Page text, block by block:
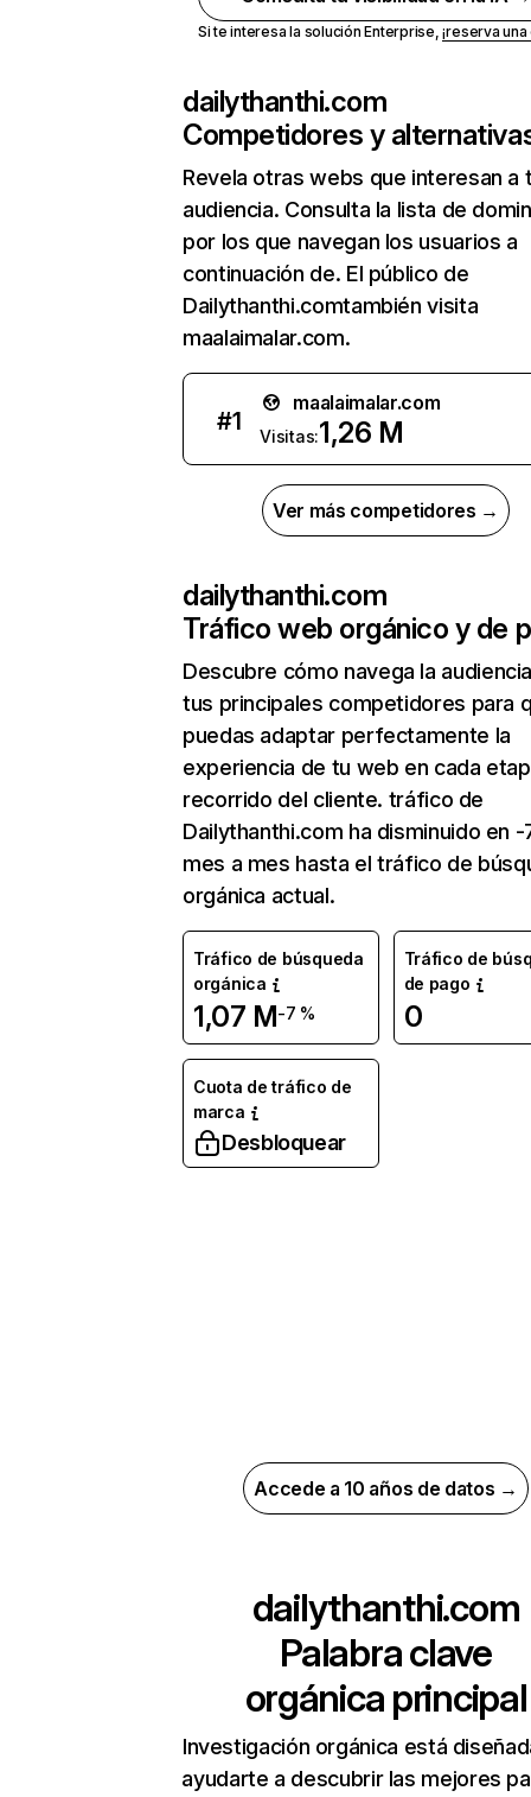
Si te interesa la solución Enterprise,¡reserva
dailythanthi.com
Competidores y
Revela otras webs que interesan a
audiencia. Consulta la lista de
por los que navegan los usuarios a
continuación de. El público de
Dailythanthi.comtambién visita
maalaimalar.com.
#1
maalaimalar.com
Visitas:1,26 M
Ver más competidores →
dailythanthi.com
Tráfico web orgánico y de
Descubre cómo navega la
tus principales competidores para
puedas adaptar perfectamente la
experiencia de tu web en cada
recorrido del cliente. tráfico de
Dailythanthi.com ha disminuido en -
mes a mes hasta el tráfico de
orgánica actual.
Tráfico de búsqueda
orgánica
1,07 M-7 %
Tráfico de
de pago
0
Cuota de tráfico de
marca
Desbloquear
Accede a 10 años de datos →
dailythanthi.com
Palabra clave
orgánica principal
Investigación orgánica está
ayudarte a descubrir las mejores